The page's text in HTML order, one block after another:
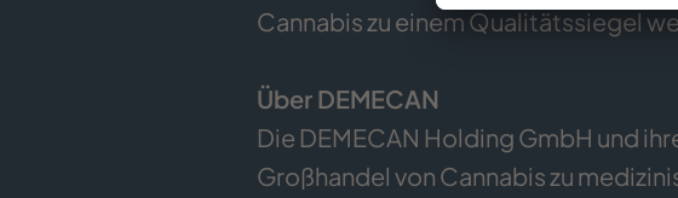
Cannabis zu einem Qualitätssiegel
Über DEMECAN
Die DEMECAN Holding GmbH und
Großhandel von Cannabis zu